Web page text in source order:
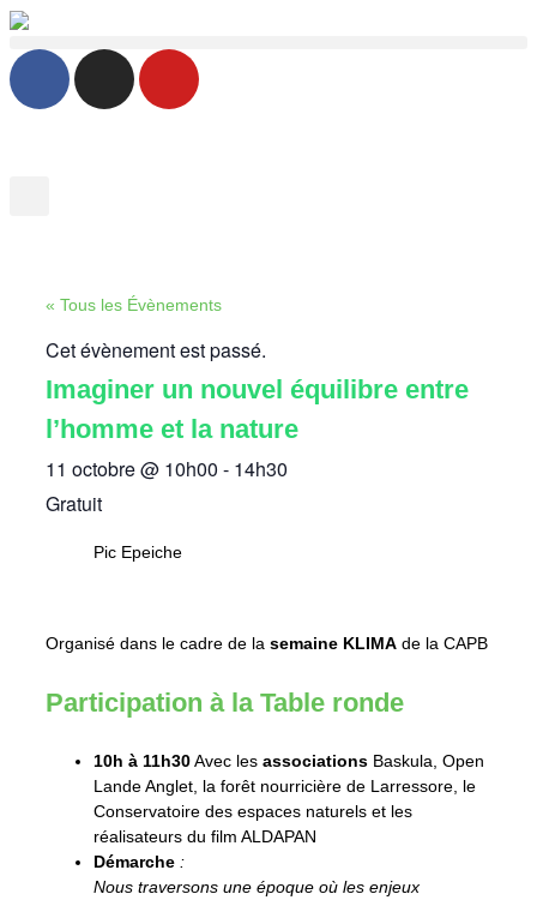
« Tous les Évènements
Cet évènement est passé.
Imaginer un nouvel équilibre entre
l’homme et la nature
11 octobre@ 10h00 - 14h30
Gratuit
Pic Epeiche
Organisé dans le cadre de la semaine KLIMA de la CAPB
Participation à la Table ronde
10h à 11h30Avec les associations Baskula, Open
Lande Anglet, la forêt nourricière de Larressore, le
Conservatoire des espaces naturels et les
réalisateurs du film ALDAPAN
Démarche :
Nous traversons une époque où les enjeux